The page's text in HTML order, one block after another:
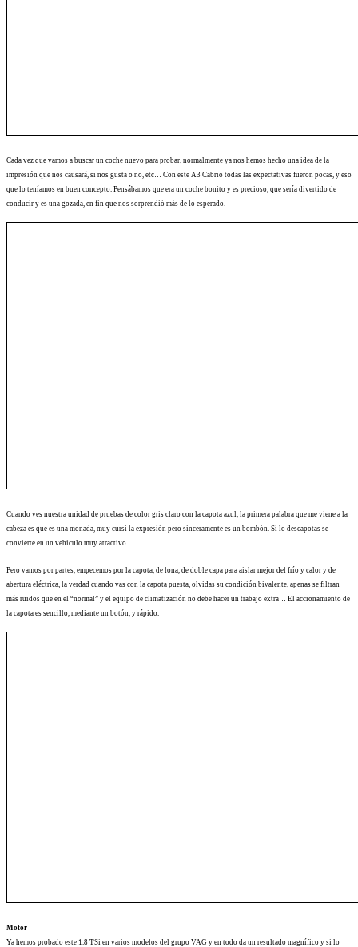
Cada vez que vamos a buscar un coche nuevo para probar, normalmente ya nos hemos hecho una idea de la
impresión que nos causará, si nos gusta o no, etc… Con este A3 Cabrio todas las expectativas fueron pocas, y eso
que lo teníamos en buen concepto. Pensábamos que era un coche bonito y es precioso, que sería divertido de
conducir y es una gozada, en fin que nos sorprendió más de lo esperado.
Cuando ves nuestra unidad de pruebas de color gris claro con la capota azul, la primera palabra que me viene a la
cabeza es que es una monada, muy cursi la expresión pero sinceramente es un bombón. Si lo descapotas se
convierte en un vehiculo muy atractivo.
Pero vamos por partes, empecemos por la capota, de lona, de doble capa para aislar mejor del frío y calor y de
abertura eléctrica, la verdad cuando vas con la capota puesta, olvidas su condición bivalente, apenas se filtran
más ruidos que en el “normal” y el equipo de climatización no debe hacer un trabajo extra… El accionamiento de
la capota es sencillo, mediante un botón, y rápido.
Motor
Ya hemos probado este 1.8 TSi en varios modelos del grupo VAG y en todo da un resultado magnífico y si lo